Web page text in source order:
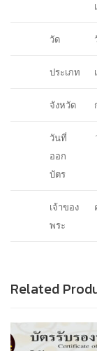
วัด
ประเภท
จังหวัด
วันที่
ออก
บัตร
เจ้าของ
พระ
Related